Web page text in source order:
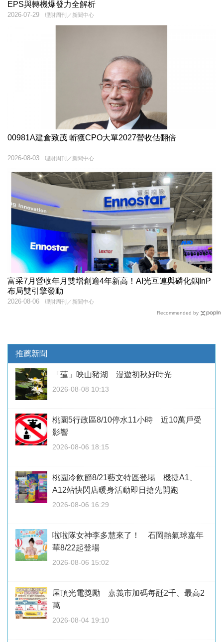
EPS與轉機爆發力全解析
理財周刊／新聞中心
2026-07-29
00981A建倉致茂 斬獲CPO大單2027營收估翻倍
理財周刊／新聞中心
2026-08-03
富采7月營收年月雙增創逾4年新高！AI光互連與磷化銦InP
布局雙引擎發動
理財周刊／新聞中心
2026-08-06
Recommended by
推薦新聞
「蓮」映山豬湖 漫遊初秋好時光
2026-08-08 10:13
桃園5行政區8/10停水11小時 近10萬戶受
影響
2026-08-06 18:15
桃園冷飲節8/21藝文特區登場 機捷A1、
A12站快閃店暖身活動即日搶先開跑
2026-08-06 16:29
啦啦隊女神李多慧來了！ 石岡熱氣球嘉年
華8/22起登場
2026-08-06 15:02
屋頂光電獎勵 嘉義市加碼每瓩2千、最高2
萬
2026-08-04 19:10